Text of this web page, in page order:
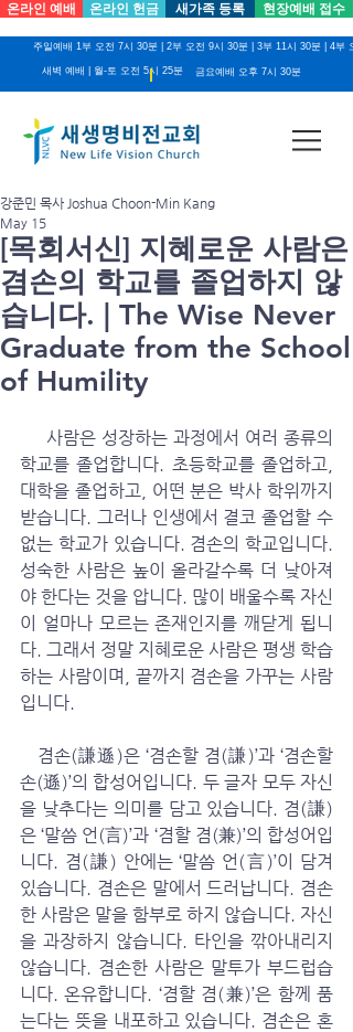
온라인 예배 온라인 헌금 새가족 등록 현장예배 접수
새벽 예배 | 월-토 오전 5시 25분
주일예배 1부 오전 7시 30분 | 2부 오전 9시 30분 | 3부 11시 30분 | 4부
금요예배 오후 7시 30분
[목회서신] 지혜로운 사람은
겸손의 학교를 졸업하지 않
습니다. | The Wise Never
Graduate from the School
of Humility
강준민 목사 Joshua Choon-Min Kang
May 15
사람은 성장하는 과정에서 여러 종류의
학교를 졸업합니다. 초등학교를 졸업하고,
대학을 졸업하고, 어떤 분은 박사 학위까지
받습니다. 그러나 인생에서 결코 졸업할 수
없는 학교가 있습니다. 겸손의 학교입니다.
성숙한 사람은 높이 올라갈수록 더 낮아져
야 한다는 것을 압니다. 많이 배울수록 자신
이 얼마나 모르는 존재인지를 깨닫게 됩니
다. 그래서 정말 지혜로운 사람은 평생 학습
하는 사람이며, 끝까지 겸손을 가꾸는 사람
입니다.
손(遜)’의 합성어입니다. 두 글자 모두 자신
을 낮추다는 의미를 담고 있습니다. 겸(謙)
은 ‘말씀 언(言)’과 ‘겸할 겸(兼)’의 합성어입
니다. 겸(謙) 안에는 ‘말씀 언(言)’이 담겨
있습니다. 겸손은 말에서 드러납니다. 겸손
한 사람은 말을 함부로 하지 않습니다. 자신
을 과장하지 않습니다. 타인을 깎아내리지
않습니다. 겸손한 사람은 말투가 부드럽습
니다. 온유합니다. ‘겸할 겸(兼)’은 함께 품
는다는 뜻을 내포하고 있습니다. 겸손은 혼